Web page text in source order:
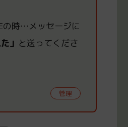
の時…メッセージに
」 と送ってくださ
管理